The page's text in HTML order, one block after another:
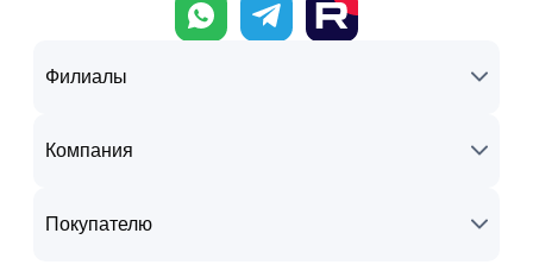
Филиалы
Компания
Покупателю